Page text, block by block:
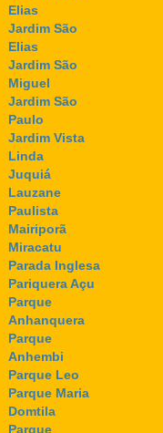
Elias
Jardim São
Elias
Jardim São
Miguel
Jardim São
Paulo
Jardim Vista
Linda
Juquiá
Lauzane
Paulista
Mairiporã
Miracatu
Parada Inglesa
Pariquera Açu
Parque
Anhanquera
Parque
Anhembi
Parque Leo
Parque Maria
Domtila
Parque